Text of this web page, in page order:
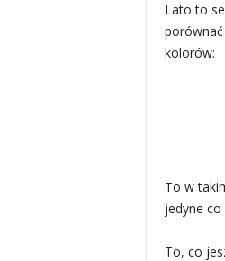
Lato to
kolorów:
To w
jedyne
To, co